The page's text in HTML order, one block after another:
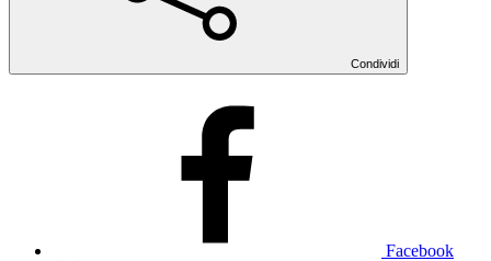
Condividi
Facebook